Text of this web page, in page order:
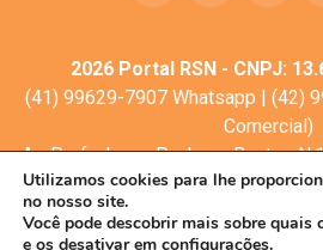
2026Portal RSN - CNPJ:
(41) 99629-7907 Whatsapp | (42)
Comercial)
Av. Profa. Laura Pacheco Bastos
dos Lagos, Guarapuava -
© Todos os direitos
Utilizamos cookies para lhe
no nosso site.
Você pode descobrir mais sobre quais
e os desativar em configurações.